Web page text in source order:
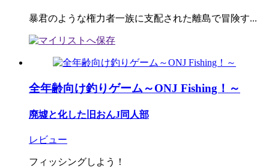
暴君のような権力者一族に支配された離島で冒険す...
全年齢向け釣りゲーム～ONJ Fishing！～
廃墟と化した旧おんJ同人部
レビュー
フィッシングしよう！